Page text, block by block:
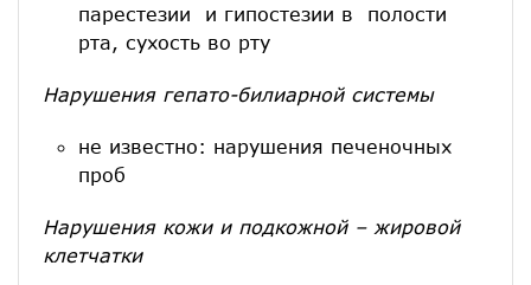
парестезии и гипостезии в полости
рта, сухость во рту
Нарушения гепато-билиарной системы
не известно: нарушения печеночных
проб
Нарушения кожи и подкожной – жировой
клетчатки